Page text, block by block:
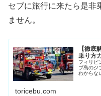
セブに旅行に来たら是非
ません。
【徹底
乗り方
フィリピ
ブ島のジ
わからな
toricebu.com